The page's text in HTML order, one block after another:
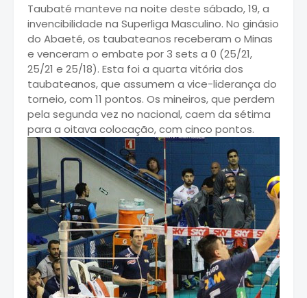
Taubaté manteve na noite deste sábado, 19, a
invencibilidade na Superliga Masculino. No ginásio
do Abaeté, os taubateanos receberam o Minas
e venceram o embate por 3 sets a 0 (25/21,
25/21 e 25/18). Esta foi a quarta vitória dos
taubateanos, que assumem a vice-liderança do
torneio, com 11 pontos. Os mineiros, que perdem
pela segunda vez no nacional, caem da sétima
para a oitava colocação, com cinco pontos.